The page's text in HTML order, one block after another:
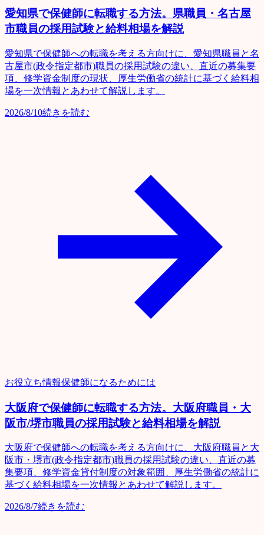
愛知県で保健師に転職する方法。県職員・名古屋
市職員の採用試験と給料相場を解説
愛知県で保健師への転職を考える方向けに、愛知県職員と名
古屋市(政令指定都市)職員の採用試験の違い、直近の募集要
項、修学資金制度の現状、厚生労働省の統計に基づく給料相
場を一次情報とあわせて解説します。
2026/8/10続きを読む
お役立ち情報保健師になるためには
大阪府で保健師に転職する方法。大阪府職員・大
阪市/堺市職員の採用試験と給料相場を解説
大阪府で保健師への転職を考える方向けに、大阪府職員と大
阪市・堺市(政令指定都市)職員の採用試験の違い、直近の募
集要項、修学資金貸付制度の対象範囲、厚生労働省の統計に
基づく給料相場を一次情報とあわせて解説します。
2026/8/7続きを読む